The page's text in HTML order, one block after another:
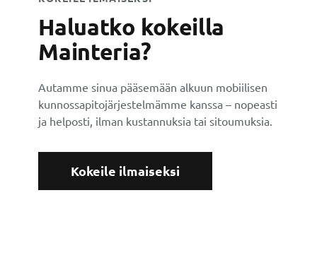
Haluatko kokeilla
Mainteria?
Autamme sinua pääsemään alkuun mobiilisen
kunnossapitojärjestelmämme kanssa – nopeasti
ja helposti, ilman kustannuksia tai sitoumuksia.
Kokeile ilmaiseksi